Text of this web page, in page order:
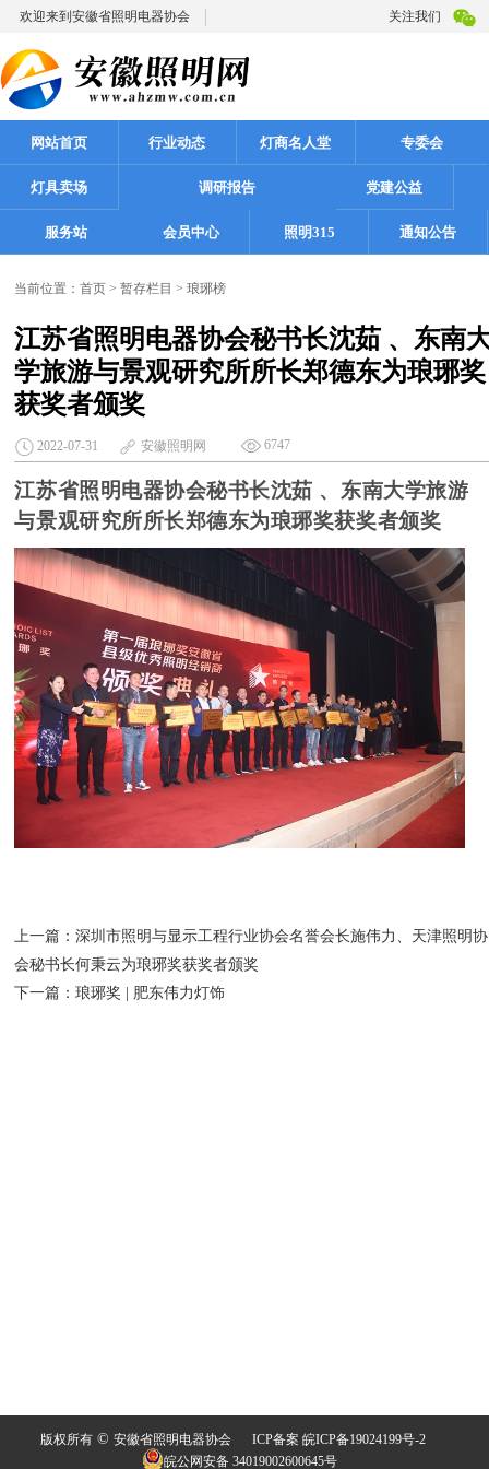
欢迎来到安徽省照明电器协会 关注我们
网站首页 行业动态 灯商名人堂 专委会
灯具卖场 调研报告 党建公益
服务站 会员中心 照明315 通知公告
当前位置：首页 >暂存栏目 >琅琊榜
江苏省照明电器协会秘书长沈茹 、东南
学旅游与景观研究所所长郑德东为琅琊奖
获奖者颁奖
2022-07-31 安徽照明网 6747
江苏省照明电器协会秘书长沈茹 、东南大学旅游
与景观研究所所长郑德东为琅琊奖获奖者颁奖
上一篇：深圳市照明与显示工程行业协会名誉会长施伟力、天津照明协
会秘书长何秉云为琅琊奖获奖者颁奖
下一篇：琅琊奖 | 肥东伟力灯饰
版权所有 © 安徽省照明电器协会
ICP备案 皖ICP备19024199号-2
皖公网安备 34019002600645号